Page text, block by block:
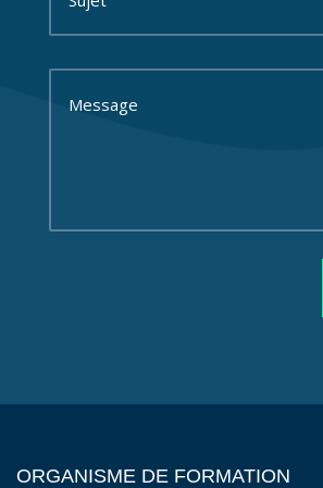
ORGANISME DE FORMATION